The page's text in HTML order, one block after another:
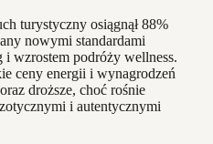
turystyczny osiągnął 88%
nowymi standardami
i wzrostem podróży wellness.
ceny energii i wynagrodzeń
droższe, choć rośnie
i autentycznymi